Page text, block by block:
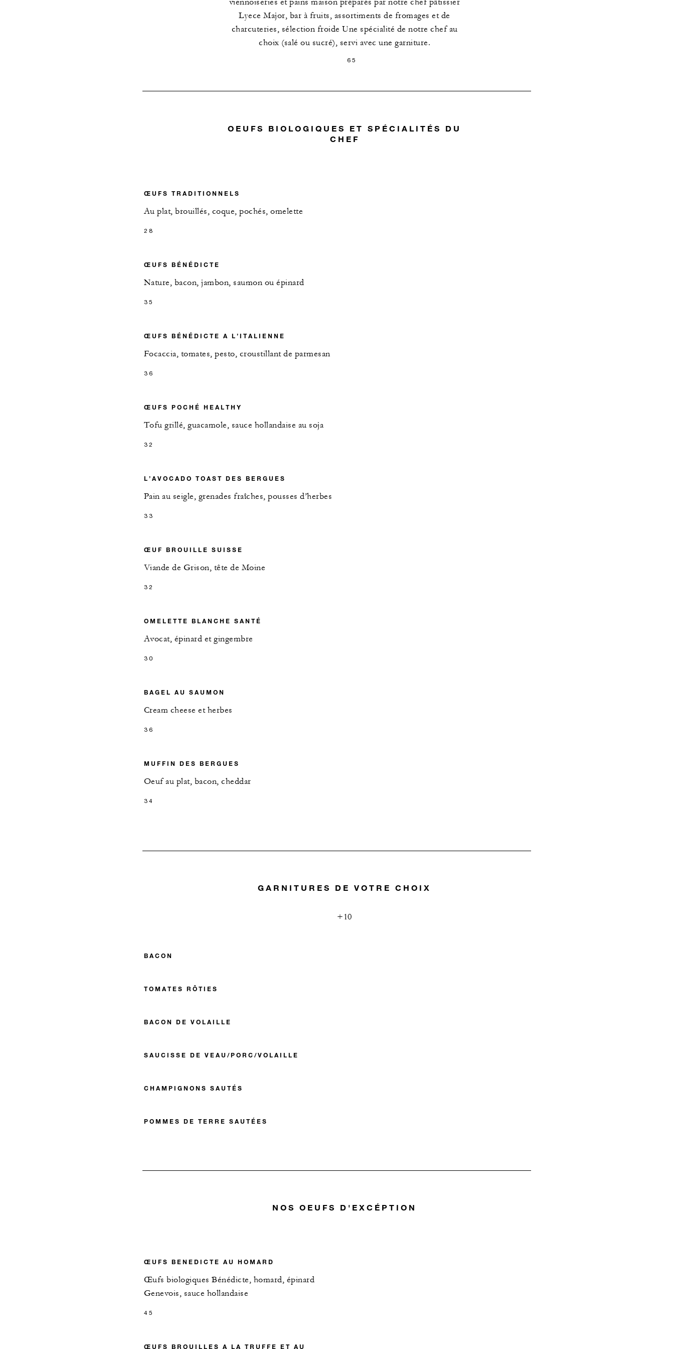
viennoiseries et pains maison préparés par notre chef pâtissier
Lyece Major, bar à fruits, assortiments de fromages et de
charcuteries, sélection froide Une spécialité de notre chef au
choix (salé ou sucré), servi avec une garniture.
65
OEUFS BIOLOGIQUES ET SPÉCIALITÉS DU
CHEF
ŒUFS TRADITIONNELS
Au plat, brouillés, coque, pochés, omelette
28
ŒUFS BÉNÉDICTE
Nature, bacon, jambon, saumon ou épinard
35
ŒUFS BÉNÉDICTE A L’ITALIENNE
Focaccia, tomates, pesto, croustillant de parmesan
36
ŒUFS POCHÉ HEALTHY
Tofu grillé, guacamole, sauce hollandaise au soja
32
L’AVOCADO TOAST DES BERGUES
Pain au seigle, grenades fraîches, pousses d’herbes
33
ŒUF BROUILLE SUISSE
Viande de Grison, tête de Moine
32
OMELETTE BLANCHE SANTÉ
Avocat, épinard et gingembre
30
BAGEL AU SAUMON
Cream cheese et herbes
36
MUFFIN DES BERGUES
Oeuf au plat, bacon, cheddar
34
GARNITURES DE VOTRE CHOIX
+10
BACON
TOMATES RÔTIES
BACON DE VOLAILLE
SAUCISSE DE VEAU/PORC/VOLAILLE
CHAMPIGNONS SAUTÉS
POMMES DE TERRE SAUTÉES
NOS OEUFS D'EXCÉPTION
ŒUFS BENEDICTE AU HOMARD
Œufs biologiques Bénédicte, homard, épinard
Genevois, sauce hollandaise
45
ŒUFS BROUILLES A LA TRUFFE ET AU